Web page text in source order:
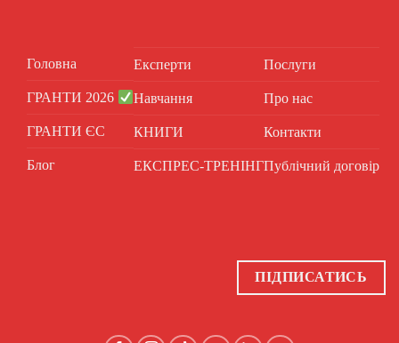
Головна
ГРАНТИ 2026
ГРАНТИ ЄС
Блог
Експерти
Навчання
КНИГИ
ЕКСПРЕС-ТРЕНІНГ
Послуги
Про нас
Контакти
Публічний договір
ПІДПИСАТИСЬ